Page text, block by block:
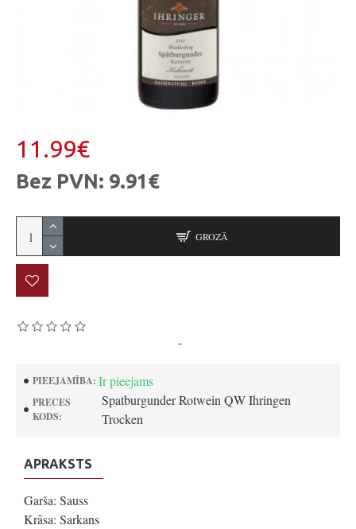
PIEEJAMĪBA: Ir pieejams
PRECES
KODS:
Spatburgunder Rotwein QW Ihringen
Trocken
-
11.99€
Bez PVN: 9.91€
GROZĀ
APRAKSTS
Garša: Sauss
Krāsa: Sarkans